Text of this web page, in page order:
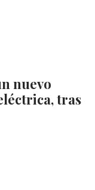
nuevo
tras